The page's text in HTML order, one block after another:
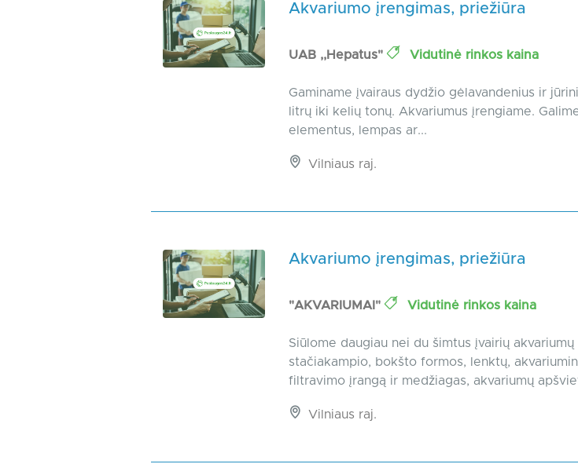
Akvariumo įrengimas, priežiūra
UAB ,,Hepatus" Vidutinė rinkos kaina
Gaminame įvairaus dydžio gėlavandenius ir
litrų iki kelių tonų. Akvariumus įrengiame.
elementus, lempas ar...
Vilniaus raj.
Akvariumo įrengimas, priežiūra
"AKVARIUMAI" Vidutinė rinkos kaina
Siūlome daugiau nei du šimtus įvairių
stačiakampio, bokšto formos, lenktų,
filtravimo įrangą ir medžiagas, akvariumų
Vilniaus raj.